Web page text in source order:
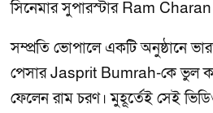
সিনেমার সুপারস্টার Ram
সম্প্রতি ভোপালে একটি অনুষ্ঠানে
পেসার Jasprit Bumrah-কে ভুল
ফেলেন রাম চরণ। মুহূর্তেই সেই